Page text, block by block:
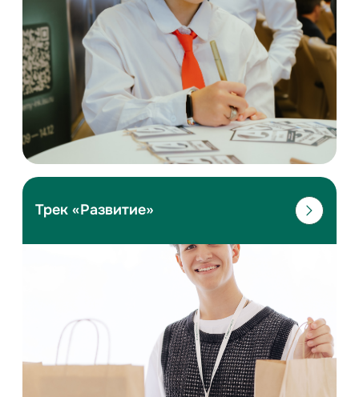
Подробнее
Трек «Развитие»
Профориентация
Мастер-классы по созданию контента
Подробнее